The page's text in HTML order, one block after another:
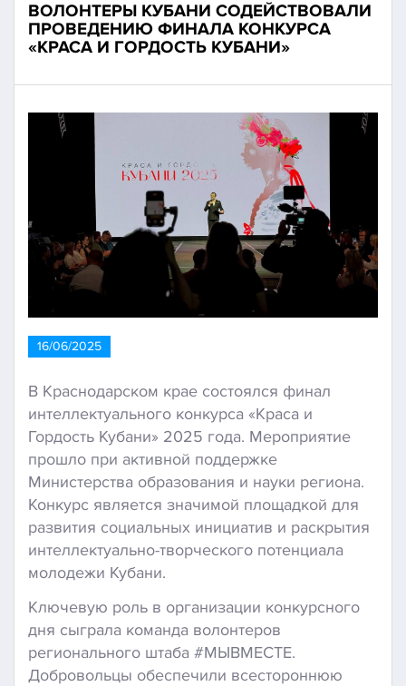
ВОЛОНТЕРЫ КУБАНИ СОДЕЙСТВОВАЛИ
ПРОВЕДЕНИЮ ФИНАЛА КОНКУРСА
«КРАСА И ГОРДОСТЬ КУБАНИ»
16/06/2025
В Краснодарском крае состоялся финал
интеллектуального конкурса «Краса и
Гордость Кубани» 2025 года. Мероприятие
прошло при активной поддержке
Министерства образования и науки региона.
Конкурс является значимой площадкой для
развития социальных инициатив и раскрытия
интеллектуально-творческого потенциала
молодежи Кубани.
Ключевую роль в организации конкурсного
дня сыграла команда волонтеров
регионального штаба #МЫВМЕСТЕ.
Добровольцы обеспечили всестороннюю